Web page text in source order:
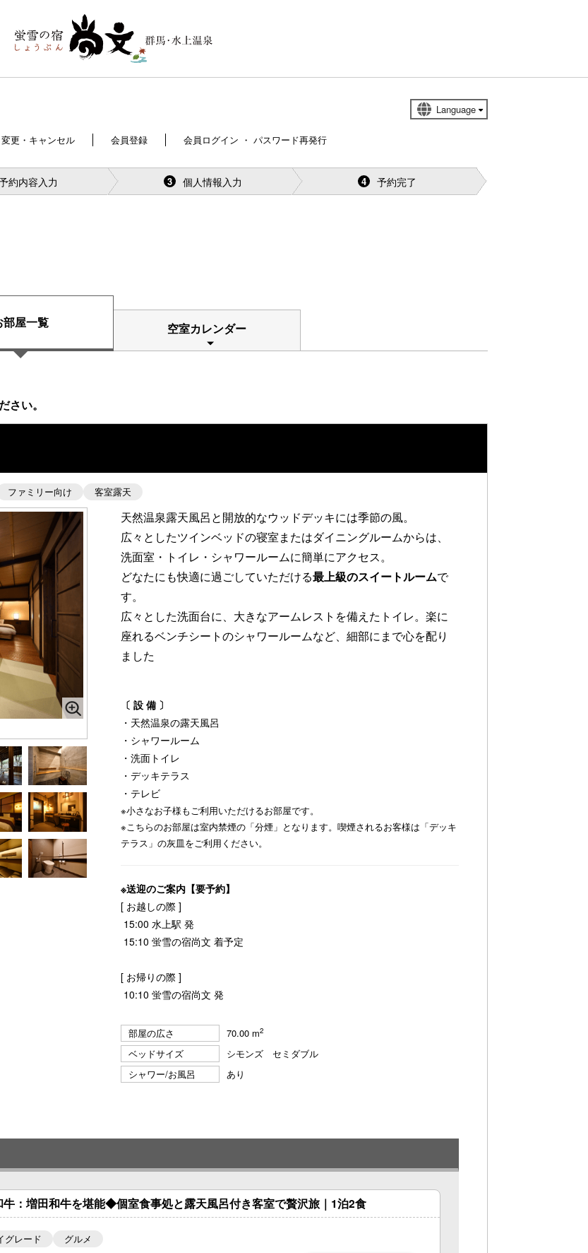
更・キャンセル 会員登録 会員ログイン ・ パスワード再発行
約内容入力 3 個人情報入力 4 予約完了
部屋一覧 空室カレンダー
さい。
ファミリー向け 客室露天
天然温泉露天風呂と開放的なウッドデッキには季節の風。
広々としたツインベッドの寝室またはダイニングルームからは、
洗面室・トイレ・シャワールームに簡単にアクセス。
どなたにも快適に過ごしていただける最上級のスイートルームで
す。
広々とした洗面台に、大きなアームレストを備えたトイレ。楽に
座れるベンチシートのシャワールームなど、細部にまで心を配り
ました
〔 設 備 〕
・天然温泉の露天風呂
・シャワールーム
・洗面トイレ
・デッキテラス
・テレビ
※小さなお子様もご利用いただけるお部屋です。
※こちらのお部屋は室内禁煙の「分煙」となります。喫煙されるお客様は「デッキ
テラス」の灰皿をご利用ください。
※送迎のご案内【要予約】
[ お越しの際 ]
15:00 水上駅 発
15:10 蛍雪の宿尚文 着予定
[ お帰りの際 ]
10:10 蛍雪の宿尚文 発
部屋の広さ 70.00 m2
ベッドサイズ
シモンズ セミダブル
シャワー/お風呂
あり
牛：増田和牛を堪能◆個室食事処と露天風呂付き客室で贅沢旅｜1泊2食
グレード グルメ